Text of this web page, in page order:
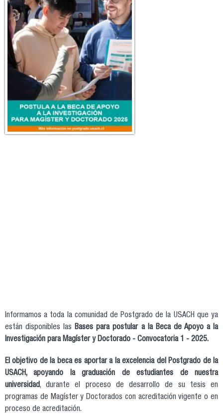
Informamos a toda la comunidad de Postgrado de la USACH que ya
están disponibles lasBases para postular a la Beca de Apoyo a la
Investigación para Magíster y Doctorado - Convocatoria 1 - 2025.
El objetivo de la beca es aportar a la excelencia del Postgrado de la
USACH, apoyando la graduación de estudiantes de nuestra
universidad, durante el proceso de desarrollo de su tesis en
programas de Magíster y Doctorados con acreditación vigente o en
proceso de acreditación.